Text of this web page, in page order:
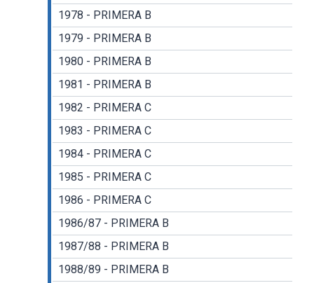
1978 - PRIMERA B
1979 - PRIMERA B
1980 - PRIMERA B
1981 - PRIMERA B
1982 - PRIMERA C
1983 - PRIMERA C
1984 - PRIMERA C
1985 - PRIMERA C
1986 - PRIMERA C
1986/87 - PRIMERA B
1987/88 - PRIMERA B
1988/89 - PRIMERA B